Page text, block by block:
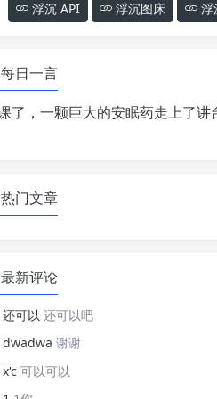
浮沉 API 浮沉图床 浮
每日一言
了，一颗巨大的安眠药走上了讲
热门文章
最新评论
还可以 还可以吧
dwadwa 谢谢
x'c 可以可以